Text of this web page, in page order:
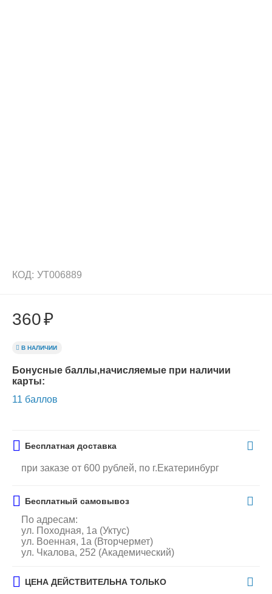
КОД: УТ006889
360₽
В НАЛИЧИИ
Бонусные баллы,начисляемые при наличии
карты:
11 баллов
Бесплатная доставка
при заказе от 600 рублей, по г.Екатеринбург
Бесплатный самовывоз
По адресам:
ул. Походная, 1а (Уктус)
ул. Военная, 1а (Вторчермет)
ул. Чкалова, 252 (Академический)
ЦЕНА ДЕЙСТВИТЕЛЬНА ТОЛЬКО